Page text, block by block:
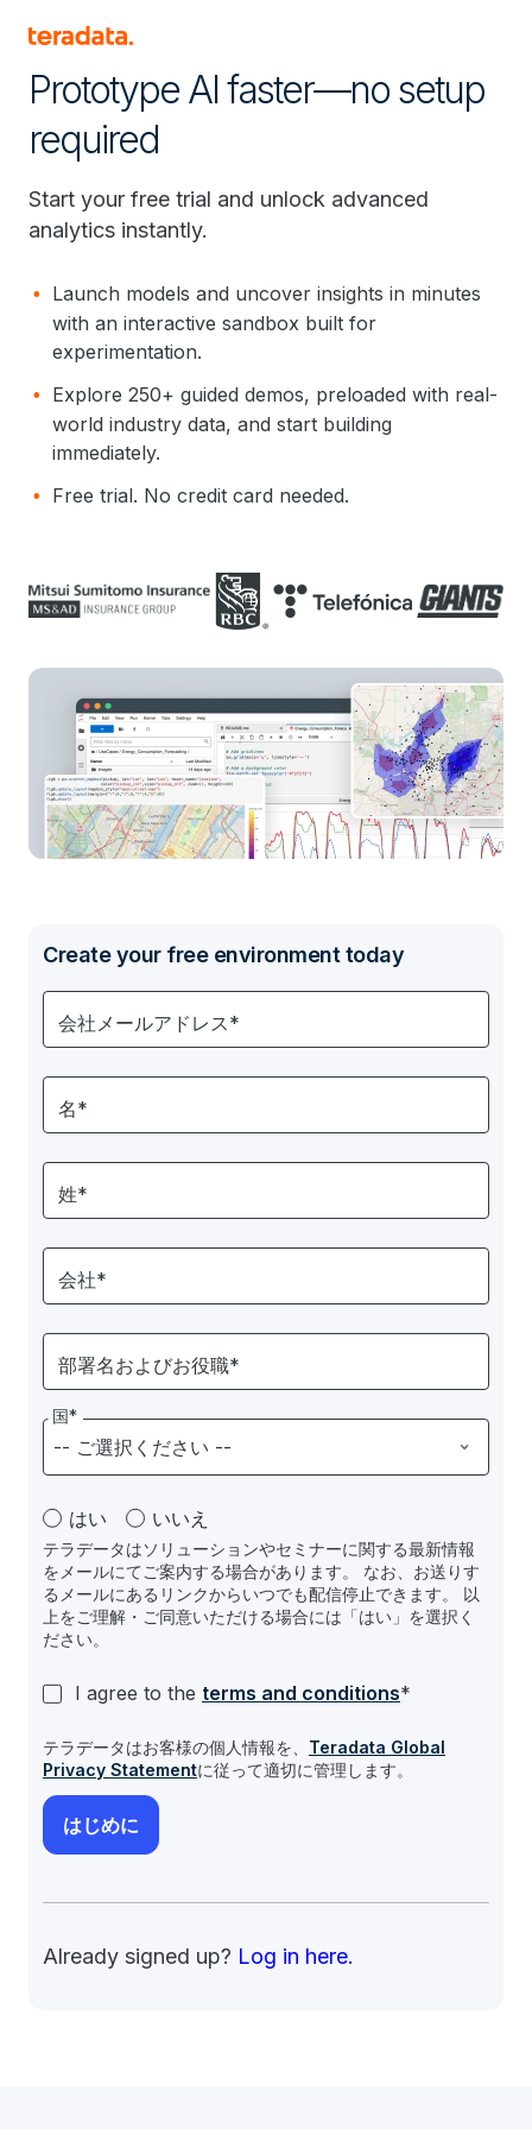
Prototype AI faster—no setup
required
Start your free trial and unlock advanced
analytics instantly.
Launch models and uncover insights in minutes
with an interactive sandbox built for
experimentation.
Explore 250+ guided demos, preloaded with real-
world industry data, and start building
immediately.
Free trial. No credit card needed.
Create your free environment today
会社メールアドレス*
名*
姓*
会社*
部署名およびお役職*
国*
はい いいえ
テラデータはソリューションやセミナーに関する最新情報
をメールにてご案内する場合があります。 なお、お送りす
るメールにあるリンクからいつでも配信停止できます。 以
上をご理解・ご同意いただける場合には「はい」を選択く
ださい。
I agree to the terms and conditions*
テラデータはお客様の個人情報を、 Teradata Global
Privacy Statementに従って適切に管理します。
Already signed up? Log in here.